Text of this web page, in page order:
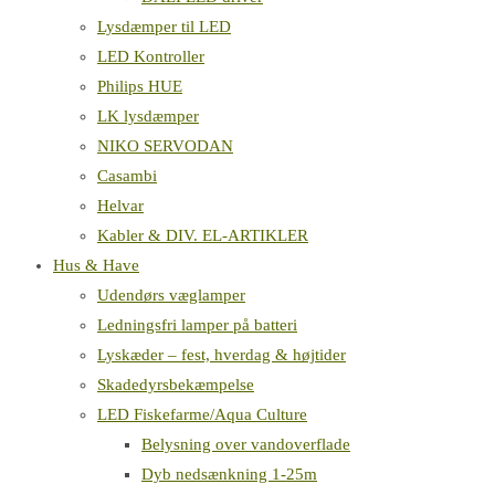
Lysdæmper til LED
LED Kontroller
Philips HUE
LK lysdæmper
NIKO SERVODAN
Casambi
Helvar
Kabler & DIV. EL-ARTIKLER
Hus & Have
Udendørs væglamper
Ledningsfri lamper på batteri
Lyskæder – fest, hverdag & højtider
Skadedyrsbekæmpelse
LED Fiskefarme/Aqua Culture
Belysning over vandoverflade
Dyb nedsænkning 1-25m